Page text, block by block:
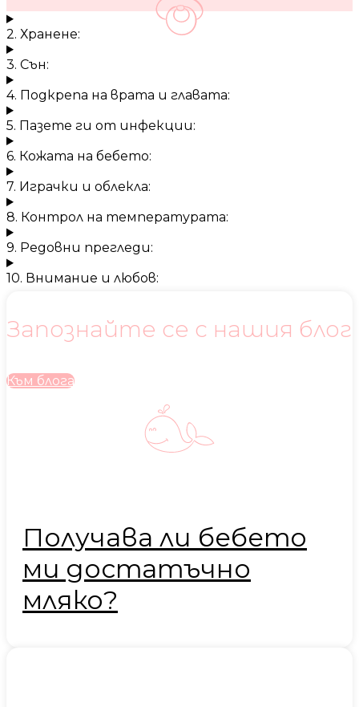
2. Хранене:
3. Сън:
4. Подкрепа на врата и главата:
5. Пазете ги от инфекции:
6. Кожата на бебето:
7. Играчки и облекла:
8. Контрол на температурата:
9. Редовни прегледи:
10. Внимание и любов:
Запознайте се с нашия блог
Към блога
Получава ли бебето
ми достатъчно
мляко?